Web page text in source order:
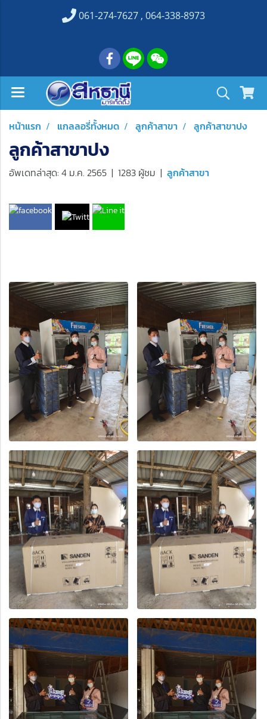
061-274-7627 , 064-338-8973
หน้าแรก แกลลอรี่ทั้งหมด ลูกค้าสาขา ลูกค้าสาขาปง
ลูกค้าสาขาปง
อัพเดทล่าสุด: 4 ม.ค. 2565 | 1283 ผู้ชม | ลูกค้าสาขา